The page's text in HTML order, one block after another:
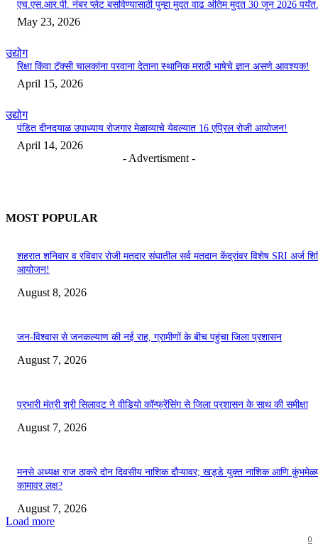
एच.एस.आर.पी. नंबर प्लेट बसविण्यासाठी पुन्हा मुदत वाढ अंतिम मुदत 30 जून 2026
May 23, 2026
उद्योग
रिक्षा किंवा टॅक्सी चालकांना परवाना देताना स्थानिक मराठी भाषेचे ज्ञान असणे आवश्यक!
April 15, 2026
उद्योग
पंडित दीनदयाळ उपाध्याय रोजगार मेळाव्याचे येवल्यात 16 एप्रिल रोजी आयोजन!
April 14, 2026
- Advertisment -
MOST POPULAR
शहरात शनिवार व रविवार रोजी मतदार संघातील सर्व मतदान केंद्रांवर विशेष SRI अर्ज
आयोजन!
August 8, 2026
जन-विश्वास से जनकल्याण की नई राह, ग्रामीणों के बीच पहुंचा जिला प्रशासन
August 7, 2026
प्रभारी मंत्री श्री सिलावट ने वीडियो कॉन्फ्रेंसिंग से जिला प्रशासन के साथ की समीक्षा
August 7, 2026
मनसे अध्यक्ष राज ठाकरे दोन दिवसीय नाशिक दौऱ्यावर; खड्डे युक्त नाशिक आणि
कामावर लक्ष?
August 7, 2026
Load more
0